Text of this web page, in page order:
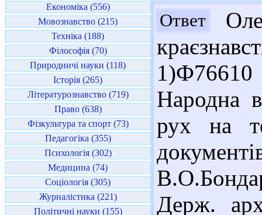
Економіка (556)
Мовознавство (215)
Техніка (188)
Філософія (70)
Природничі науки (118)
Історія (265)
Літературознавство (719)
Право (638)
Фізкультура та спорт (73)
Педагогіка (355)
Психологія (302)
Медицина (74)
Соціологія (305)
Журналістика (221)
Політичні науки (155)
Ответ
Народна
рух на
Держ.